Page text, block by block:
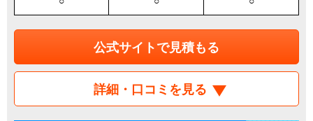
公式サイトで見積もる
詳細・口コミを見る